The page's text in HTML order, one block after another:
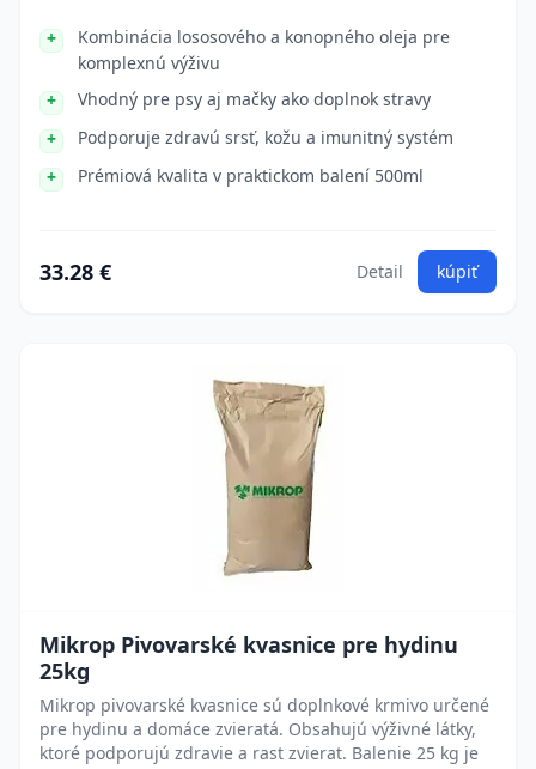
Kombinácia lososového a konopného oleja pre
komplexnú výživu
Vhodný pre psy aj mačky ako doplnok stravy
Podporuje zdravú srsť, kožu a imunitný systém
Prémiová kvalita v praktickom balení 500ml
33.28 € Detail kúpiť
Mikrop Pivovarské kvasnice pre hydinu
25kg
Mikrop pivovarské kvasnice sú doplnkové krmivo určené
pre hydinu a domáce zvieratá. Obsahujú výživné látky,
ktoré podporujú zdravie a rast zvierat. Balenie 25 kg je